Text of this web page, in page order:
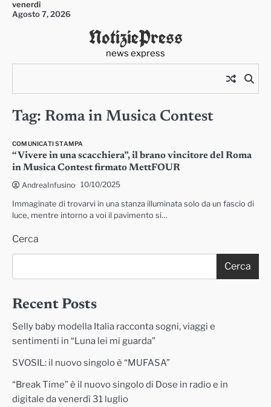
Skipvenerdì
Agosto 7, 2026
NotiziePress
news express
Tag: Roma in Musica Contest
COMUNICATI STAMPA
“Vivere in una scacchiera”, il brano vincitore del Roma
in Musica Contest firmato MettFOUR
AndreaInfusino 10/10/2025
Immaginate di trovarvi in una stanza illuminata solo da un fascio di
luce, mentre intorno a voi il pavimento si…
Cerca
Cerca
Recent Posts
Selly baby modella Italia racconta sogni, viaggi e
sentimenti in “Luna lei mi guarda”
SVOSIL: il nuovo singolo è “MUFASA”
“Break Time” è il nuovo singolo di Dose in radio e in
digitale da venerdì 31 luglio